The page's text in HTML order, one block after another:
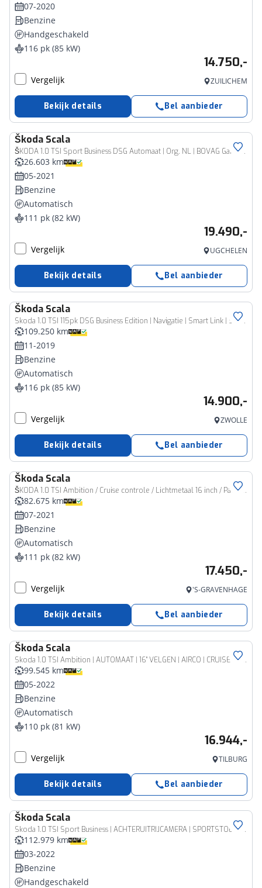
07-2020
Benzine
Handgeschakeld
116 pk (85 kW)
14.750,-
Vergelijk ZUILICHEM
Bekijk details Bel aanbieder
Škoda Scala
ŠKODA 1.0 TSI Sport Business DSG Automaat | Org. NL | BOVAG Garantie | Trekhaak | Achteruitrijcamera | Apple Carplay/Android Auto | Full LED | 18'' Velgen | Stoelverwarming |
26.603 km
05-2021
Benzine
Automatisch
111 pk (82 kW)
19.490,-
Vergelijk UGCHELEN
Bekijk details Bel aanbieder
Škoda Scala
Skoda 1.0 TSI 115pk DSG Business Edition | Navigatie | Smart Link | Stoelverwarming | Parkeersensoren
109.250 km
11-2019
Benzine
Automatisch
116 pk (85 kW)
14.900,-
Vergelijk ZWOLLE
Bekijk details Bel aanbieder
Škoda Scala
ŠKODA 1.0 TSI Ambition / Cruise controle / Lichtmetaal 16 inch / Parkeersensoren achter / P4
82.675 km
07-2021
Benzine
Automatisch
111 pk (82 kW)
17.450,-
Vergelijk 'S-GRAVENHAGE
Bekijk details Bel aanbieder
Škoda Scala
Skoda 1.0 TSI Ambition | AUTOMAAT | 16" VELGEN | AIRCO | CRUISE CONTROL | SPRAAKBEDIENING |
99.545 km
05-2022
Benzine
Automatisch
110 pk (81 kW)
16.944,-
Vergelijk TILBURG
Bekijk details Bel aanbieder
Škoda Scala
Skoda 1.0 TSI Sport Business | ACHTERUITRIJCAMERA | SPORTSTOELEN | VIRTUAL COCKPIT | CRUISE CONTROL | CLIMATE CONTROL |
112.979 km
03-2022
Benzine
Handgeschakeld